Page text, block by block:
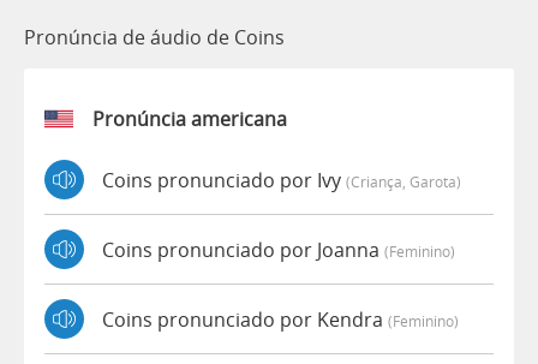
Pronúncia de áudio de Coins
Pronúncia americana
Coins pronunciado por Ivy (criança, Garota)
Coins pronunciado por Joanna (feminino)
Coins pronunciado por Kendra (feminino)